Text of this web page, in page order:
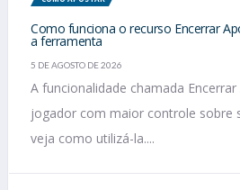
Como funciona o recurso Encerrar
a ferramenta
5 DE AGOSTO DE 2026
A funcionalidade chamada
jogador com maior controle sobre
veja como utilizá-la....